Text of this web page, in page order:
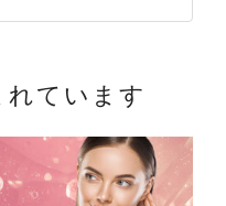
れています